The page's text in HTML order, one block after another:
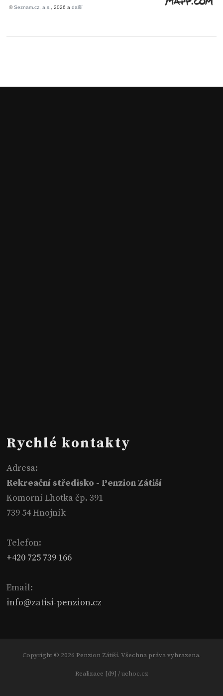
Rychlé kontakty
Adresa:
Rekreační středisko - Penzion Zátiší
Komorní Lhotka čp. 391
739 54 Hnojník
Telefon:
+420 725 739 166
Email:
info@zatisi-penzion.cz
Copyright © 2026 Penzion Zátiší. Všechna práva vyhrazena.
Realizace [d9] /uchoc.cz